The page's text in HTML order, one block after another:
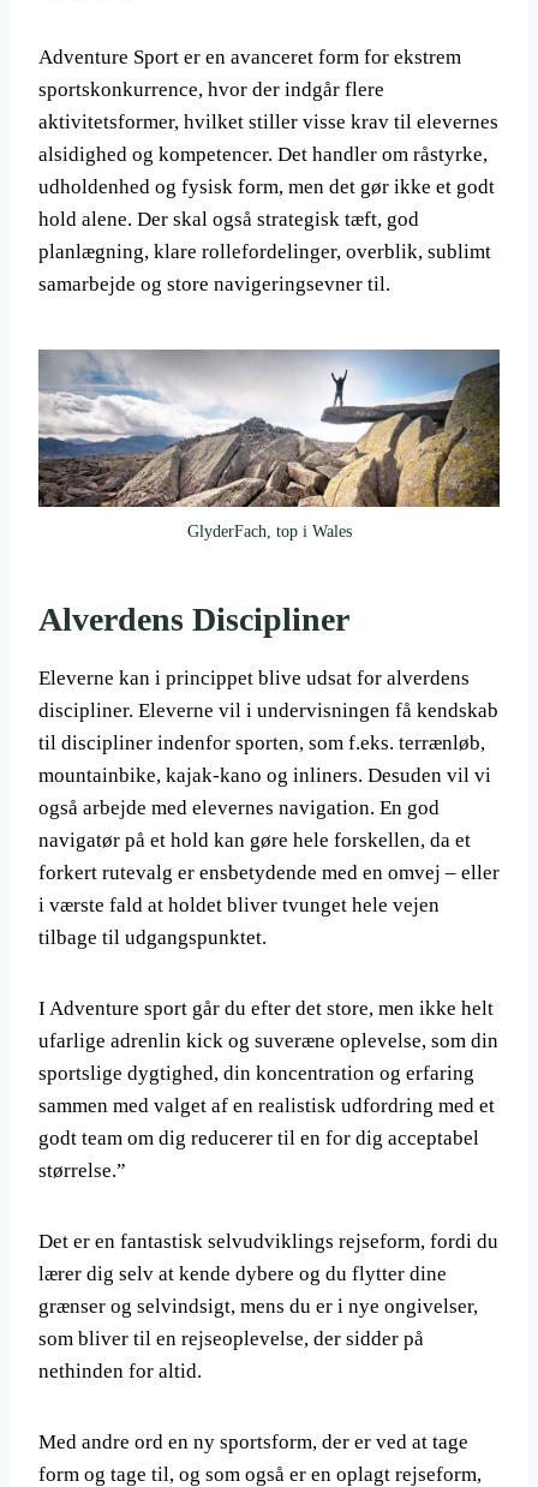
Adventure Sport er en avanceret form for ekstrem
sportskonkurrence, hvor der indgår flere
aktivitetsformer, hvilket stiller visse krav til elevernes
alsidighed og kompetencer. Det handler om råstyrke,
udholdenhed og fysisk form, men det gør ikke et godt
hold alene. Der skal også strategisk tæft, god
planlægning, klare rollefordelinger, overblik, sublimt
samarbejde og store navigeringsevner til.
GlyderFach, top i Wales
Alverdens Discipliner
Eleverne kan i princippet blive udsat for alverdens
discipliner. Eleverne vil i undervisningen få kendskab
til discipliner indenfor sporten, som f.eks. terrænløb,
mountainbike, kajak-kano og inliners. Desuden vil vi
også arbejde med elevernes navigation. En god
navigatør på et hold kan gøre hele forskellen, da et
forkert rutevalg er ensbetydende med en omvej – eller
i værste fald at holdet bliver tvunget hele vejen
tilbage til udgangspunktet.
I Adventure sport går du efter det store, men ikke helt
ufarlige adrenlin kick og suveræne oplevelse, som din
sportslige dygtighed, din koncentration og erfaring
sammen med valget af en realistisk udfordring med et
godt team om dig reducerer til en for dig acceptabel
størrelse.”
Det er en fantastisk selvudviklings rejseform, fordi du
lærer dig selv at kende dybere og du flytter dine
grænser og selvindsigt, mens du er i nye ongivelser,
som bliver til en rejseoplevelse, der sidder på
nethinden for altid.
Med andre ord en ny sportsform, der er ved at tage
form og tage til, og som også er en oplagt rejseform,